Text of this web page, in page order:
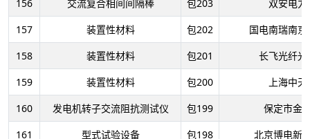
156
交流复合相间间隔棒 包203
双安电
157
装置性材料 包202
国电南瑞南
158
装置性材料 包201
长飞光纤
159
装置性材料 包200
上海中
160
发电机转子交流阻抗测试仪 包199
保定市金
161
型式试验设备 包198
北京博电新